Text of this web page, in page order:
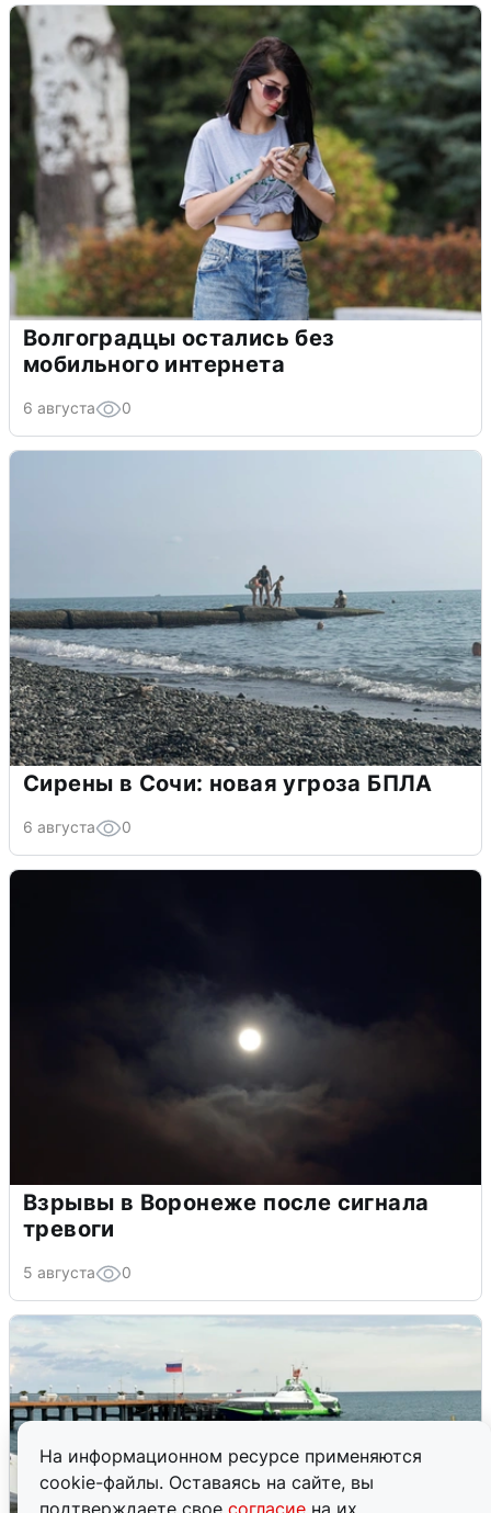
На информационном ресурсе применяются
cookie-файлы. Оставаясь на сайте, вы
подтверждаете свое согласие на их
Волгоградцы остались без
мобильного интернета
6 августа 0
Сирены в Сочи: новая угроза БПЛА
6 августа 0
Взрывы в Воронеже после сигнала
тревоги
5 августа 0